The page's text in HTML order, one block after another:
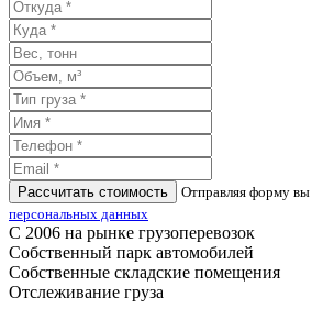
Рассчитать стоимость Отправляя форму вы
персональных данных
С 2006 на рынке грузоперевозок
Собственный парк автомобилей
Собственные складские помещения
Отслеживание груза